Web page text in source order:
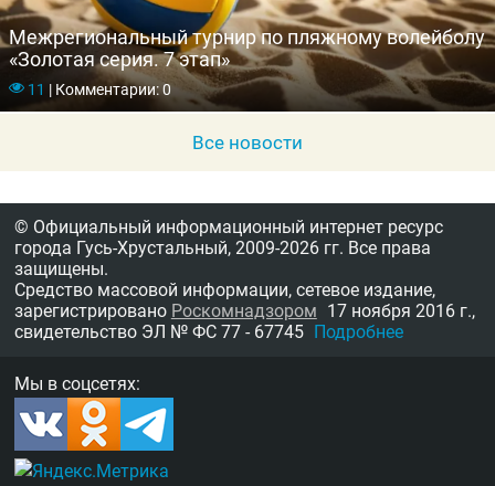
Межрегиональный турнир по пляжному волейболу
«Золотая серия. 7 этап»
11 |Комментарии: 0
Все новости
© Официальный информационный интернет ресурс
города Гусь-Хрустальный, 2009-2026 гг. Все права
защищены.
Средство массовой информации, сетевое издание,
зарегистрировано Роскомнадзором 17 ноября 2016 г.,
свидетельство ЭЛ № ФС 77 - 67745 Подробнее
Мы в соцсетях: